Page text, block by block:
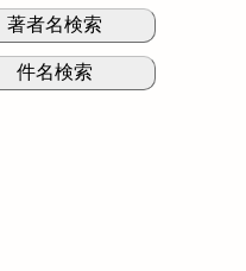
著者名検索
件名検索